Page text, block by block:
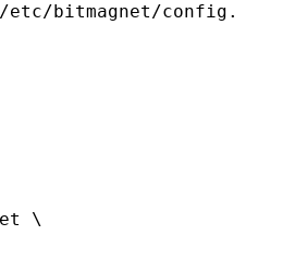
bitmagnet/config.yaml \
\